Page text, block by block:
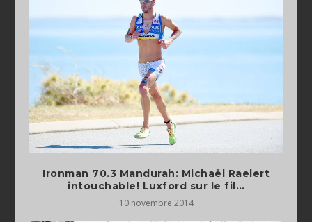
Ironman 70.3 Mandurah: Michaël Raelert
intouchable! Luxford sur le fil…
10 novembre 2014